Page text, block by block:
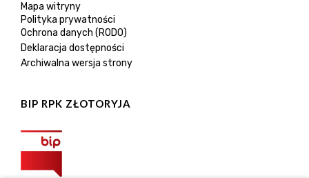
Mapa witryny
Polityka prywatności
Ochrona danych (RODO)
Deklaracja dostępności
Archiwalna wersja strony
BIP RPK ZŁOTORYJA